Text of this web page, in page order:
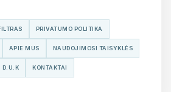
PRIVATUMO POLITIKA
APIE MUS NAUDOJIMOSI TAISYKLĖS
D.U.K KONTAKTAI